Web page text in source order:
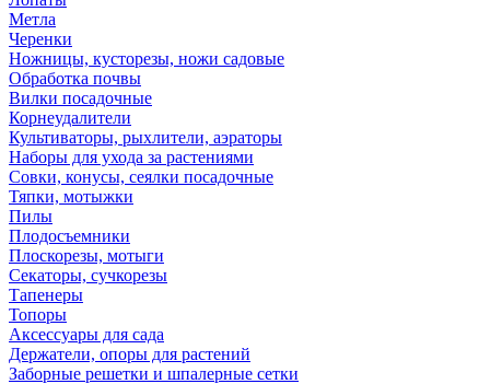
Метла
Черенки
Ножницы, кусторезы, ножи садовые
Обработка почвы
Вилки посадочные
Корнеудалители
Культиваторы, рыхлители, аэраторы
Наборы для ухода за растениями
Совки, конусы, сеялки посадочные
Тяпки, мотыжки
Пилы
Плодосъемники
Плоскорезы, мотыги
Секаторы, сучкорезы
Тапенеры
Топоры
Аксессуары для сада
Держатели, опоры для растений
Заборные решетки и шпалерные сетки